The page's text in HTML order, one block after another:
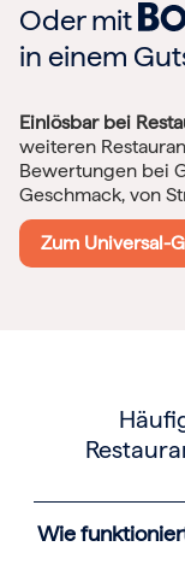
Oder mit
in einem
Einlösbar bei
weiteren
Bewertungen bei
Geschmack, von
Zum Universal-
Wie